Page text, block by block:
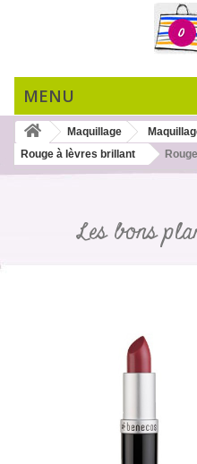
0
MENU
Maquillage
Rouge à lèvres brillant
Les bons